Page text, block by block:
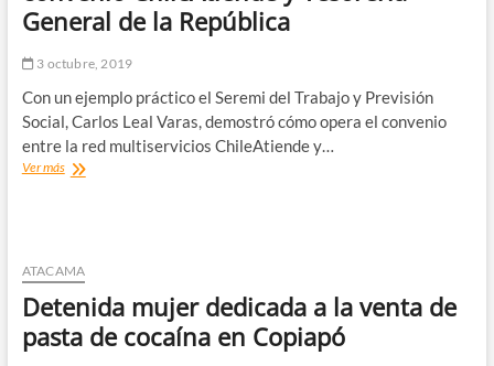
Estudiantiles
la
Superior
General de la República
3 octubre, 2019
Con un ejemplo práctico el Seremi del Trabajo y Previsión
Social, Carlos Leal Varas, demostró cómo opera el convenio
entre la red multiservicios ChileAtiende y…
Ver másSeremi
opera
convenio
ChileAtiende
y
Tesorería
ATACAMA
Detenida mujer dedicada a la venta de
pasta de cocaína en Copiapó